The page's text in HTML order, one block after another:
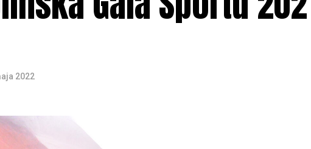
2022